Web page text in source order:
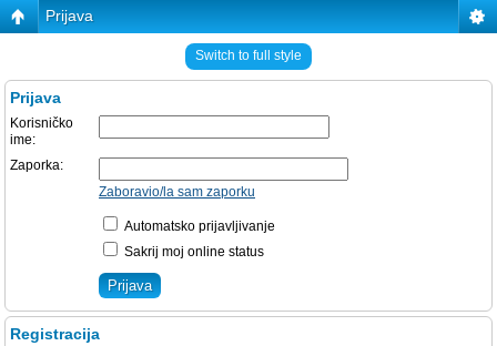
Prijava
Switch to full style
Prijava
Korisničko
ime:
Zaporka:
Zaboravio/la sam zaporku
Automatsko prijavljivanje
Sakrij moj online status
Registracija